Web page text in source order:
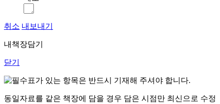
취소 내보내기
내책장담기
닫기
표가 있는 항목은 반드시 기재해 주셔야 합니다.
동일자료를 같은 책장에 담을 경우 담은 시점만 최신으로 수정